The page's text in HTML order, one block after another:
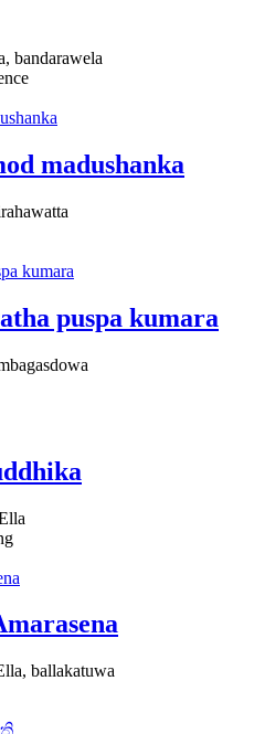
bandarawela
madushanka
puspa kumara
ballakatuwa